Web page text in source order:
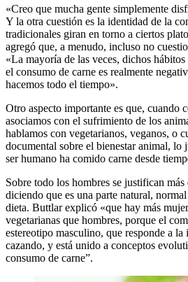
«Creo que mucha gente simplemente
Y la otra cuestión es la identidad de la
tradicionales giran en torno a ciertos
agregó que, a menudo, incluso no
«La mayoría de las veces, dichos
el consumo de carne es realmente
hacemos todo el tiempo».
Otro aspecto importante es que, cuando
asociamos con el sufrimiento de los
hablamos con vegetarianos, veganos, o
documental sobre el bienestar animal, lo
ser humano ha comido carne desde
Sobre todo los hombres se justifican
diciendo que es una parte natural,
dieta. Buttlar explicó «que hay más
vegetarianas que hombres, porque el
estereotipo masculino, que responde a la
cazando, y está unido a conceptos
consumo de carne”.